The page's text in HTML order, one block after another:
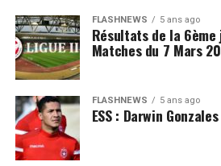
FLASHNEWS 5 ans ago
Résultats de la
Matches du 7 Mars
FLASHNEWS 5 ans ago
ESS : Darwin